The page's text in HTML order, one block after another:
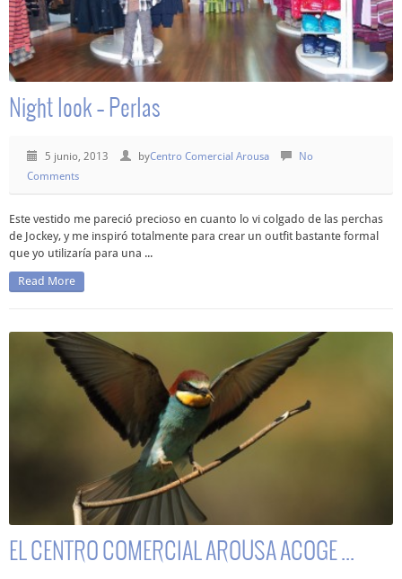
Night look – Perlas
5 junio, 2013 byCentro Comercial Arousa
No
Comments
Este vestido me pareció precioso en cuanto lo vi colgado de las perchas
de Jockey, y me inspiró totalmente para crear un outfit bastante formal
que yo utilizaría para una ...
Read More
EL CENTRO COMERCIAL AROUSA ACOGE ...